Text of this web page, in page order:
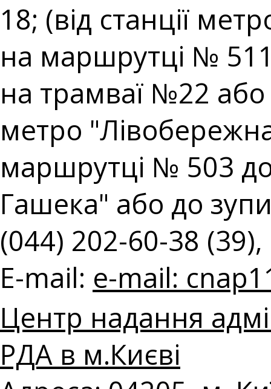
18; (від станції
на маршрутці № 511;
на трамваї №22 або
метро
маршрутці № 503
Гашека" або до
(044) 202-60-38
E-mail: e-mail:
Центр надання
РДА в м.Києві